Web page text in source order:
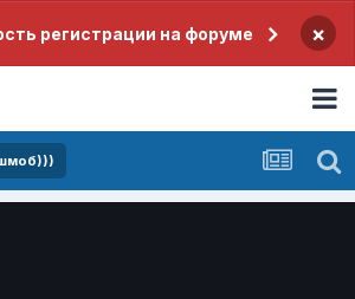
регистрации на форуме ×